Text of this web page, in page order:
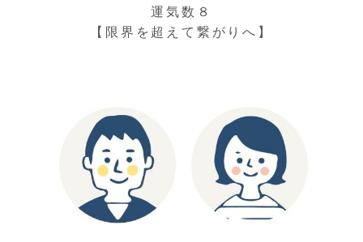
運気数８
【限界を超えて繋がりへ】